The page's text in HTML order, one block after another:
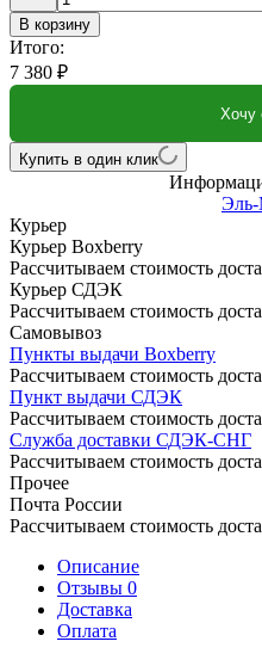
В корзину
Итого:
7 380 ₽
Хочу
Купить в один клик
Курьер
Курьер Boxberry
Рассчитываем стоимость
Курьер СДЭК
Рассчитываем стоимость
Самовывоз
Пункты выдачи Boxberry
Рассчитываем стоимость
Пункт выдачи СДЭК
Рассчитываем стоимость
Служба доставки СДЭК-СНГ
Рассчитываем стоимость
Прочее
Почта России
Рассчитываем стоимость
Описание
Отзывы 0
Доставка
Оплата